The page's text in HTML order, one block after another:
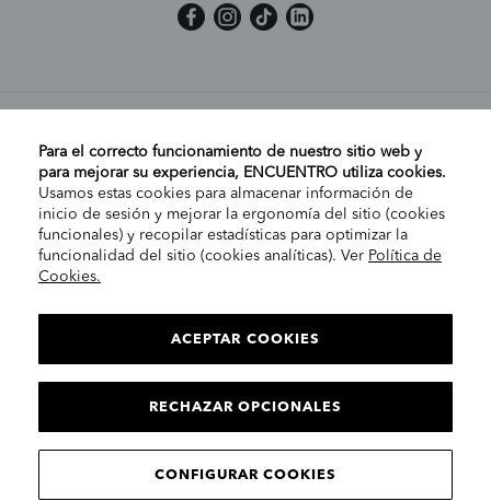
MI CUENTA
AYUDA
EMPRESA
INFORMACIÓN LEGAL
© 2025 Encuentro Moda. Todos los derechos reservados.
Para el correcto funcionamiento de nuestro sitio web y
para mejorar su experiencia, ENCUENTRO utiliza cookies.
Usamos estas cookies para almacenar información de
inicio de sesión y mejorar la ergonomía del sitio (cookies
funcionales) y recopilar estadísticas para optimizar la
funcionalidad del sitio (cookies analíticas). Ver Política de
Cookies.
ACEPTAR COOKIES
RECHAZAR OPCIONALES
CONFIGURAR COOKIES